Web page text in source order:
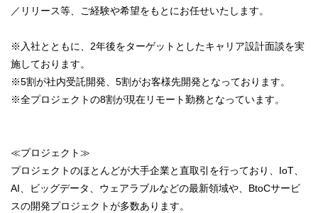
／リリース等、ご経験や希望をもとにお任せいたします。
※入社とともに、2年後をターゲットとしたキャリア設計面談を実
施しております。
※5割が社内受託開発、5割がお客様先開発となっております。
※全プロジェクトの8割が現在リモート勤務となっています。
≪プロジェクト≫
プロジェクトのほとんどが大手企業と直取引を行っており、IoT、
AI、ビッグデータ、ウェアラブルなどの最新領域や、BtoCサービ
スの開発プロジェクトが多数あります。